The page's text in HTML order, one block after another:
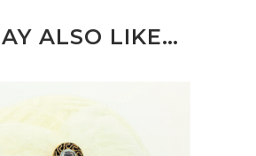
ALSO LIKE…